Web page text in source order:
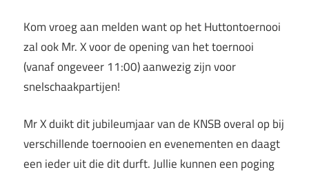
Kom vroeg aan melden want op het Huttontoernooi
zal ook Mr. X voor de opening van het toernooi
(vanaf ongeveer 11:00) aanwezig zijn voor
snelschaakpartijen!
Mr X duikt dit jubileumjaar van de KNSB overal op bij
verschillende toernooien en evenementen en daagt
een ieder uit die dit durft. Jullie kunnen een poging